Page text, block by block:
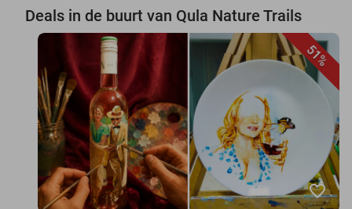
Deals in de buurt van Qula Nature Trails
51%
favorite_border